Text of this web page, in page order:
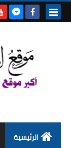
الرئيسية